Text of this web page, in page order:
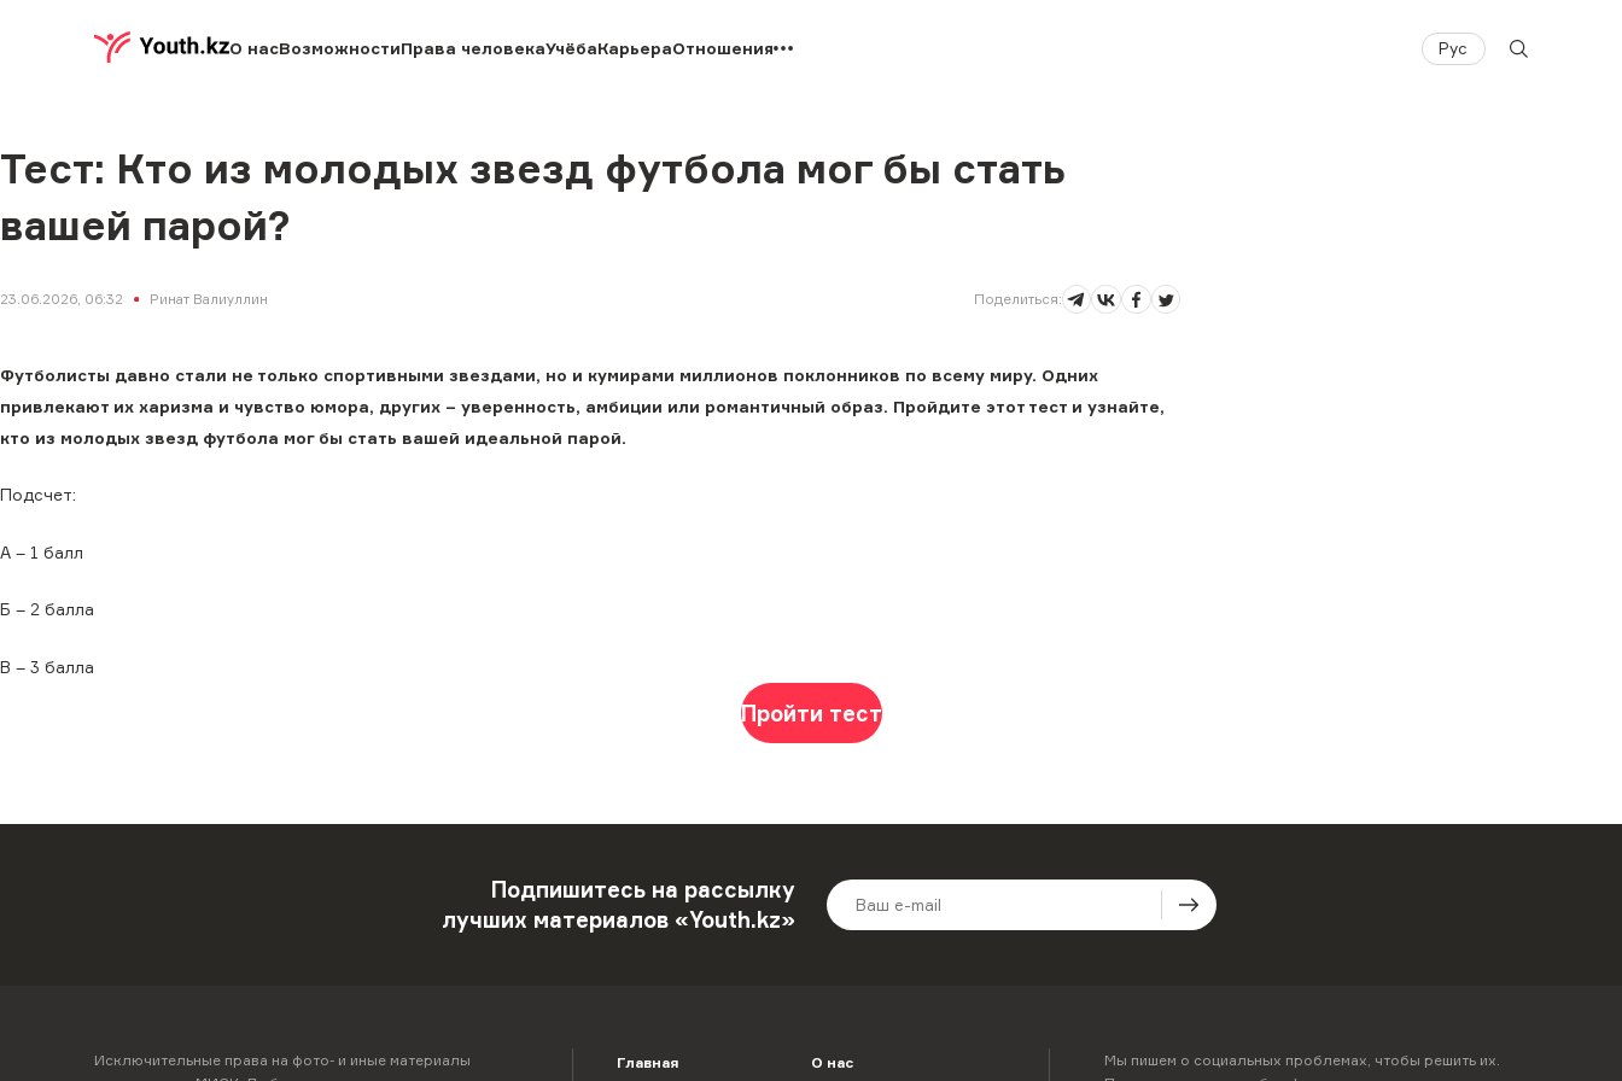
О насВозможностиПрава человекаУчёбаКарьераОтношения Рус
Тест: Кто из молодых звезд футбола мог бы стать
вашей парой?
23.06.2026, 06:32 Ринат Валиуллин Поделиться:
Футболисты давно стали не только спортивными звездами, но и кумирами миллионов поклонников по всему миру. Одних
привлекают их харизма и чувство юмора, других – уверенность, амбиции или романтичный образ. Пройдите этот тест и узнайте,
кто из молодых звезд футбола мог бы стать вашей идеальной парой.
Подсчет:
А – 1 балл
Б – 2 балла
В – 3 балла
Пройти тест
Подпишитесь на рассылку
лучших материалов «Youth.kz»
Исключительные права на фото- и иные материалы
Главная О нас
Мы пишем о социальных проблемах, чтобы решить их.